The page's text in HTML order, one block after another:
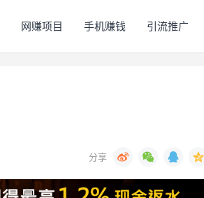
网赚项目 手机赚钱 引流推广